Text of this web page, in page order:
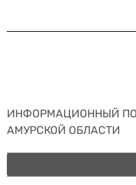
ИНФОРМАЦИОННЫЙ
АМУРСКОЙ ОБЛАСТИ